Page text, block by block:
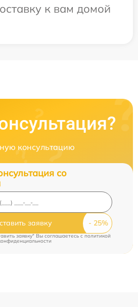
к вам домой
консультацию
со
заявку
заявку" Вы соглашаетесь c политикой